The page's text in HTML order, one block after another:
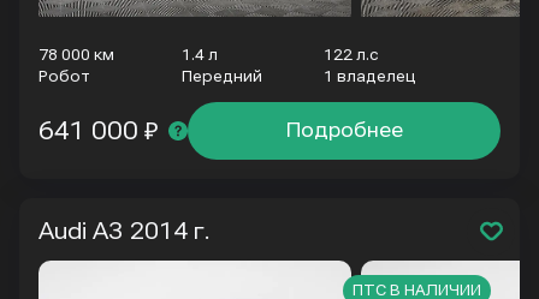
78 000 км 1.4 л
122 л.с
Робот
Передний 1 владелец
Подробнее
641 000 ₽
Audi A3 2014 г.
ПТС В НАЛИЧИИ